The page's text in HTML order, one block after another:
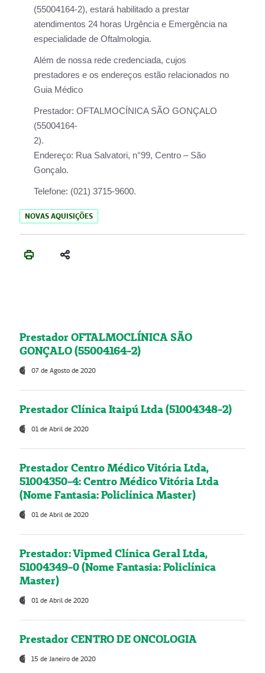
(55004164-2), estará habilitado a prestar
atendimentos 24 horas Urgência e Emergência na
especialidade de Oftalmologia.
Além de nossa rede credenciada, cujos
prestadores e os endereços estão relacionados no
Guia Médico
Prestador: OFTALMOCÍNICA SÃO GONÇALO
(55004164-
2).
Endereço: Rua Salvatori, n°99, Centro – São
Gonçalo.
Telefone: (021) 3715-9600.
NOVAS AQUISIÇÕES
Prestador OFTALMOCLÍNICA SÃO
GONÇALO (55004164-2)
07 de Agosto de 2020
Prestador Clínica Itaipú Ltda (51004348-2)
01 de Abril de 2020
Prestador Centro Médico Vitória Ltda,
51004350-4: Centro Médico Vitória Ltda
(Nome Fantasia: Policlínica Master)
01 de Abril de 2020
Prestador: Vipmed Clínica Geral Ltda,
51004349-0 (Nome Fantasia: Policlínica
Master)
01 de Abril de 2020
Prestador CENTRO DE ONCOLOGIA
15 de Janeiro de 2020